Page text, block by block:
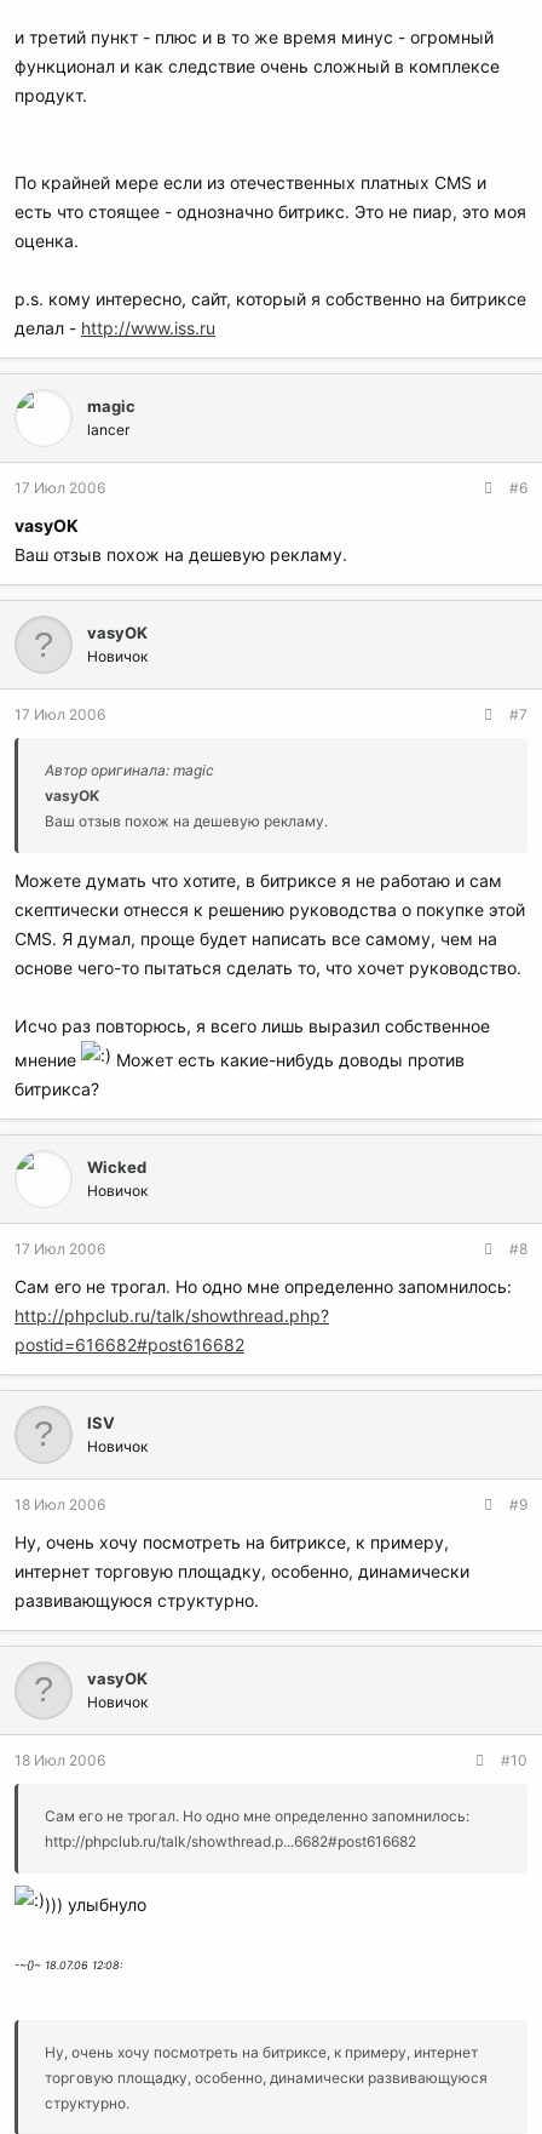
и третий пункт - плюс и в то же время минус - огромный
функционал и как следствие очень сложный в комплексе
продукт.
По крайней мере если из отечественных платных CMS и
есть что стоящее - однозначно битрикс. Это не пиар, это моя
оценка.
p.s. кому интересно, сайт, который я собственно на битриксе
делал - http://www.iss.ru
magic
lancer
17 Июл 2006 #6
vasyOK
Ваш отзыв похож на дешевую рекламу.
vasyOK
Новичок
17 Июл 2006 #7
Автор оригинала: magic
vasyOK
Ваш отзыв похож на дешевую рекламу.
Можете думать что хотите, в битриксе я не работаю и сам
скептически отнесся к решению руководства о покупке этой
CMS. Я думал, проще будет написать все самому, чем на
основе чего-то пытаться сделать то, что хочет руководство.
Исчо раз повторюсь, я всего лишь выразил собственное
мнение
Может есть какие-нибудь доводы против
битрикса?
Wicked
Новичок
17 Июл 2006 #8
Сам его не трогал. Но одно мне определенно запомнилось:
http://phpclub.ru/talk/showthread.php?
postid=616682#post616682
ISV
Новичок
18 Июл 2006 #9
Ну, очень хочу посмотреть на битриксе, к примеру,
интернет торговую площадку, особенно, динамически
развивающуюся структурно.
vasyOK
Новичок
18 Июл 2006 #10
Сам его не трогал. Но одно мне определенно запомнилось:
http://phpclub.ru/talk/showthread.p...6682#post616682
))) улыбнуло
-~{}~ 18.07.06 12:08:
Ну, очень хочу посмотреть на битриксе, к примеру, интернет
торговую площадку, особенно, динамически развивающуюся
структурно.